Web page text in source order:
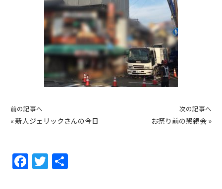
前の記事へ
« 新人ジェリックさんの今日
次の記事へ
お祭り前の懇親会 »
F
a
T
w